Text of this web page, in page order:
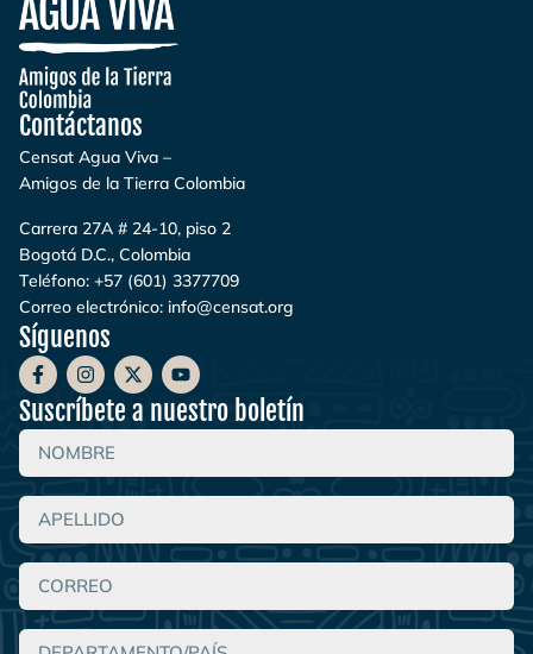
Contáctanos
Censat Agua Viva –
Amigos de la Tierra Colombia
Carrera 27A # 24-10, piso 2
Bogotá D.C., Colombia
Teléfono: +57 (601) 3377709
Correo electrónico: info@censat.org
Síguenos
Suscríbete a nuestro boletín